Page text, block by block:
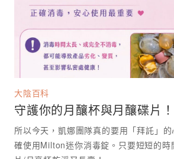
大陰百科
守護你的月釀杯與月釀碟片！
所以今天，凱娜團隊真的要用「拜託」
確使用Milton迷你消毒錠。只要短短的時